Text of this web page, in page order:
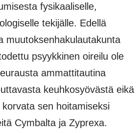
fysikaaliselle,
tekijälle. Edellä
muutoksenhakulautakunta
psyykkinen oireilu ole
ammattitautina
keuhkosyövästä eikä
korvata sen hoitamiseksi
Cymbalta ja Zyprexa.